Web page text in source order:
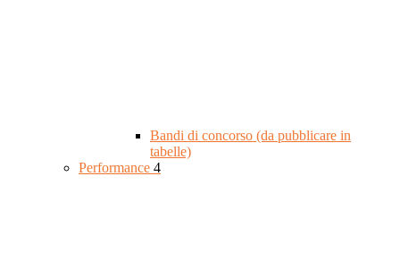
Bandi di concorso (da pubblicare in
tabelle)
Performance 4